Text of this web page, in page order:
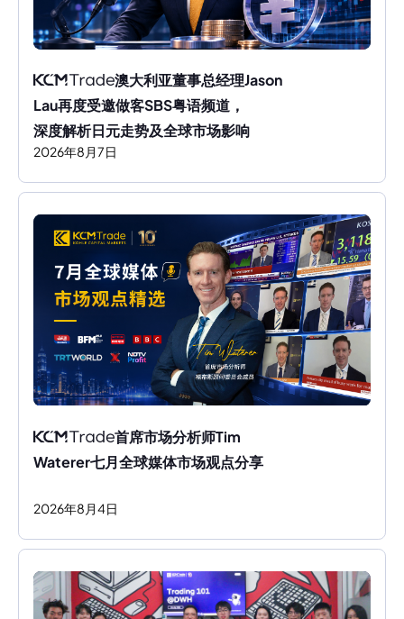
澳大利亚董事总经理Jason
Lau再度受邀做客SBS粤语频道，
深度解析日元走势及全球市场影响
2026年8 月7日
首席市场分析师Tim
Waterer七月全球媒体市场观点分享
2026年8 月4日